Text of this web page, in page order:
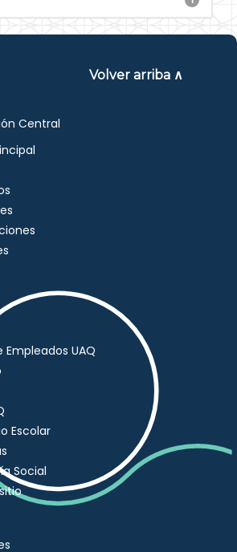
Volver arriba ∧
Central
Empleados UAQ
Escolar
Social